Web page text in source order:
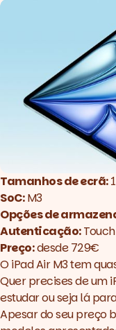
Tamanhos de ecrã:
SoC:M3
Opções de
Autenticação:
Preço:desde 729€
O iPad Air M3 tem
Quer precises de um
estudar ou seja lá
Apesar do seu preço